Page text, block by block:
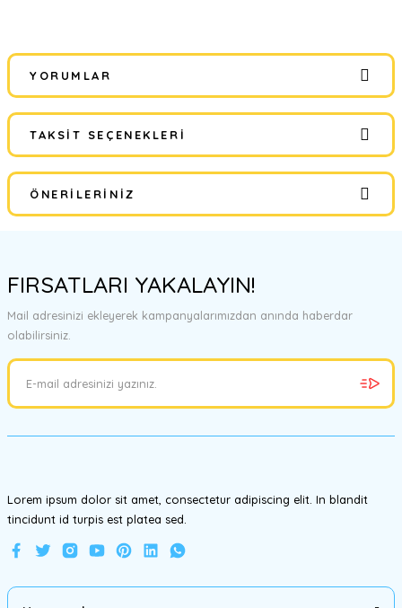
YORUMLAR
Bu ürüne ilk yorumu siz yapın!
Yorum Yaz
TAKSIT SEÇENEKLERI
ÖNERILERINIZ
tarafımıza iletebilirsiniz.
Görüş ve önerileriniz için teşekkür ederiz.
Ürün resmi kalitesiz, bozuk veya görüntülenemiyor.
Ürün bilgilerinde hatalar bulunuyor.
FIRSATLARI YAKALAYIN!
Mail adresinizi ekleyerek kampanyalarımızdan anında haberdar
olabilirsiniz.
Lorem ipsum dolor sit amet, consectetur adipiscing elit. In blandit
tincidunt id turpis est platea sed.